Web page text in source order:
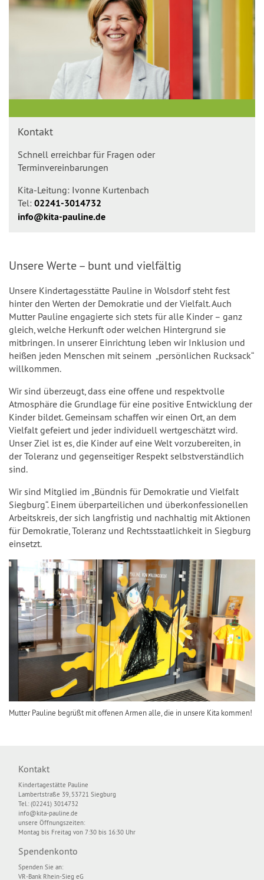
Kontakt
Schnell erreichbar für Fragen oder
Terminvereinbarungen
Kita-Leitung: Ivonne Kurtenbach
Tel: 02241-3014732
info@kita-pauline.de
Unsere Werte – bunt und vielfältig
Unsere Kindertagesstätte Pauline in Wolsdorf steht fest
hinter den Werten der Demokratie und der Vielfalt. Auch
Mutter Pauline engagierte sich stets für alle Kinder – ganz
gleich, welche Herkunft oder welchen Hintergrund sie
mitbringen. In unserer Einrichtung leben wir Inklusion und
heißen jeden Menschen mit seinem „persönlichen Rucksack“
willkommen.
Wir sind überzeugt, dass eine offene und respektvolle
Atmosphäre die Grundlage für eine positive Entwicklung der
Kinder bildet. Gemeinsam schaffen wir einen Ort, an dem
Vielfalt gefeiert und jeder individuell wertgeschätzt wird.
Unser Ziel ist es, die Kinder auf eine Welt vorzubereiten, in
der Toleranz und gegenseitiger Respekt selbstverständlich
sind.
Wir sind Mitglied im „Bündnis für Demokratie und Vielfalt
Siegburg“. Einem überparteilichen und überkonfessionellen
Arbeitskreis, der sich langfristig und nachhaltig mit Aktionen
für Demokratie, Toleranz und Rechtsstaatlichkeit in Siegburg
einsetzt.
Mutter Pauline begrüßt mit offenen Armen alle, die in unsere Kita kommen!
Kontakt
Kindertagestätte Pauline
Lambertstraße 39, 53721 Siegburg
Tel.: (02241) 3014732
info@kita-pauline.de
unsere Öffnungszeiten:
Montag bis Freitag von 7:30 bis 16:30 Uhr
Spendenkonto
Spenden Sie an:
VR-Bank Rhein-Sieg eG